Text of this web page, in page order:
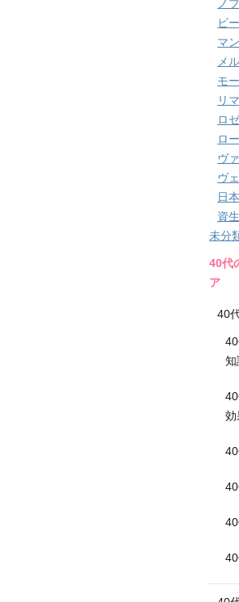
ノブ
ビ
マ
メ
モ
リ
ロ
ロ
ヴ
ヴ
日
資
未分
40代
ア
40
知
効